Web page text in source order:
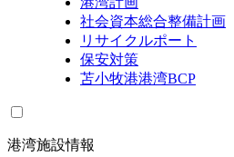
社会資本総合整備計画
リサイクルポート
保安対策
苫小牧港港湾BCP
港湾施設情報